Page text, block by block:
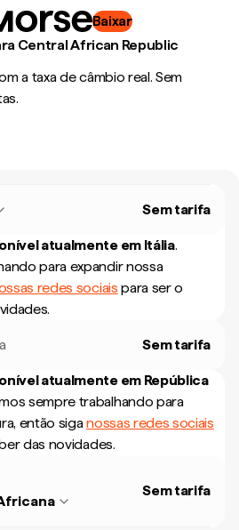
Baixar
Central African Republic
a taxa de câmbio real. Sem
Sem tarifa
atualmente em Itália.
para expandir nossa
redes sociais para ser o
Sem tarifa
atualmente em República
sempre trabalhando para
então siganossas redes sociais
das novidades.
Sem tarifa